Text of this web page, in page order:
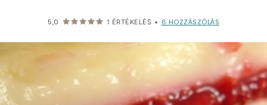
5,0 1 ÉRTÉKELÉS • 6 HOZZÁSZÓLÁS